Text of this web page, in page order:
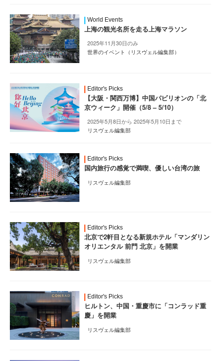
World Events
上海の観光名所を走る上海マラソン
2025年11月30日のみ
世界のイベント（リスヴェル編集部）
Editor's Picks
【大阪・関西万博】中国パビリオンの「北
京ウィーク」開催（5/8 – 5/10）
2025年5月8日から 2025年5月10日まで
リスヴェル編集部
Editor's Picks
国内旅行の感覚で満喫、優しい台湾の旅
リスヴェル編集部
Editor's Picks
北京で2軒目となる新規ホテル「マンダリン
オリエンタル 前門 北京」を開業
リスヴェル編集部
Editor's Picks
ヒルトン、中国・重慶市に「コンラッド重
慶」を開業
リスヴェル編集部